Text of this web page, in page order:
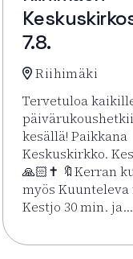
Riihimäen
7.8.
Riihimäki
Tervetuloa
kesällä! Paikkana
Keskuskirkko.
🙏🏻✝️ 🔖Kerran
myös Kuunteleva
Kestjo 30 min. ja…
Lue lisää